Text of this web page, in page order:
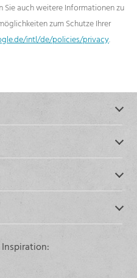
Sie auch weitere Informationen zu
zum Schutze Ihrer
intl/de/policies/privacy.